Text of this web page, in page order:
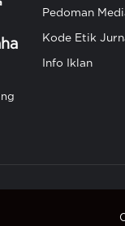
Pedoman
Kode Etik
Info Iklan